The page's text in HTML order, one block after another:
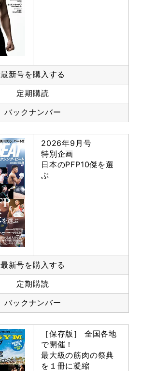
最新号を購入する
定期購読
バックナンバー
2026年9月号
特別企画
日本のPFP10傑を選
ぶ
最新号を購入する
定期購読
バックナンバー
［保存版］ 全国各地
で開催！
最大級の筋肉の祭典
を１冊に凝縮